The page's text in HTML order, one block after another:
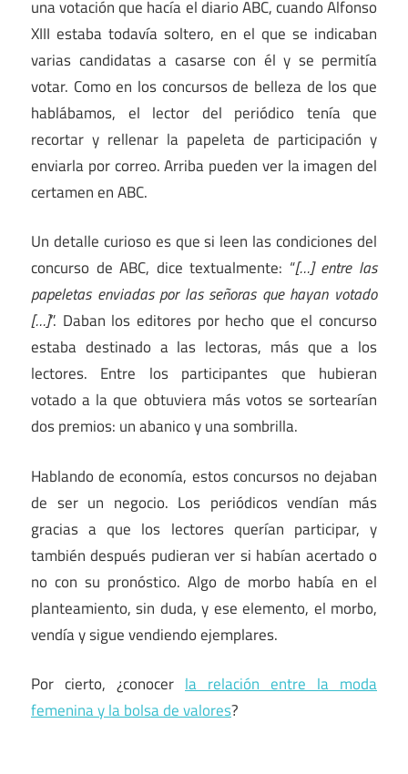
una votación que hacía el diario ABC, cuando Alfonso
XIII estaba todavía soltero, en el que se indicaban
varias candidatas a casarse con él y se permitía
votar. Como en los concursos de belleza de los que
hablábamos, el lector del periódico tenía que
recortar y rellenar la papeleta de participación y
enviarla por correo. Arriba pueden ver la imagen del
certamen en ABC.
Un detalle curioso es que si leen las condiciones del
concurso de ABC, dice textualmente: “[…] entre las
papeletas enviadas por las señoras que hayan votado
[…]”. Daban los editores por hecho que el concurso
estaba destinado a las lectoras, más que a los
lectores. Entre los participantes que hubieran
votado a la que obtuviera más votos se sortearían
dos premios: un abanico y una sombrilla.
Hablando de economía, estos concursos no dejaban
de ser un negocio. Los periódicos vendían más
gracias a que los lectores querían participar, y
también después pudieran ver si habían acertado o
no con su pronóstico. Algo de morbo había en el
planteamiento, sin duda, y ese elemento, el morbo,
vendía y sigue vendiendo ejemplares.
Por cierto, ¿conocer la relación entre la moda
femenina y la bolsa de valores?